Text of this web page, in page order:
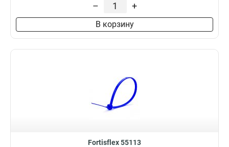
– +
В корзину
Fortisflex 55113